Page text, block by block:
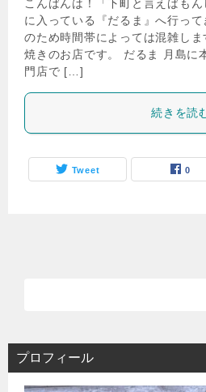
こんばんは！「下町と言えばも
に入っている『だるま』へ行っ
のため時間帯によっては混雑し
焼きのお店です。 だるま 月島に
門店で […]
続きを読
Tweet 0
プロフィール